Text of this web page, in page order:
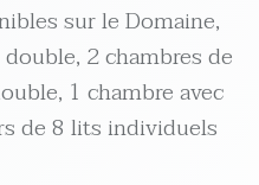
sur le Domaine,
2 chambres de
1 chambre avec
de 8 lits individuels